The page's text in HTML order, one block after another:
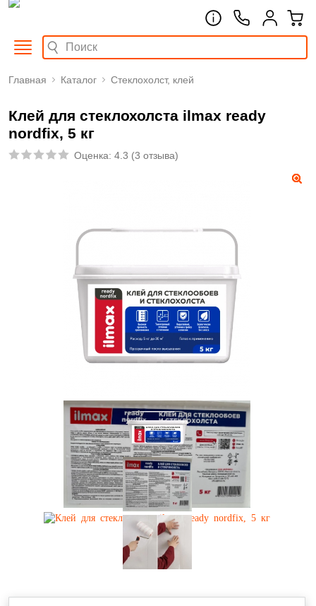
Главная Каталог Стеклохолст, клей
Клей для стеклохолста ilmax ready
nordfix, 5 кг
Оценка: 4.3 (3 отзыва)